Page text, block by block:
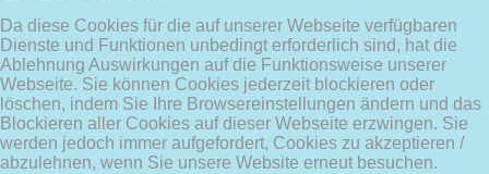
Da diese Cookies für die auf unserer Webseite verfügbaren
Dienste und Funktionen unbedingt erforderlich sind, hat die
Ablehnung Auswirkungen auf die Funktionsweise unserer
Webseite. Sie können Cookies jederzeit blockieren oder
löschen, indem Sie Ihre Browsereinstellungen ändern und das
Blockieren aller Cookies auf dieser Webseite erzwingen. Sie
werden jedoch immer aufgefordert, Cookies zu akzeptieren /
abzulehnen, wenn Sie unsere Website erneut besuchen.